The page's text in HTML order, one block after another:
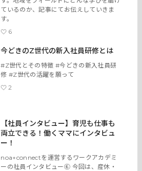
ているのか、記事にてお伝えしていきま
す。
6
今どきのZ世代の新入社員研修とは
#Z世代とその特徴 #今どきの新入社員研
修 #Z世代の活躍を願って
2
【社員インタビュー】育児も仕事も
両立できる！働くママにインタビュ
ー！
noa+connectを運営するワークアカデミ
ーの社員インタビュー⑥ 今回は、産休・